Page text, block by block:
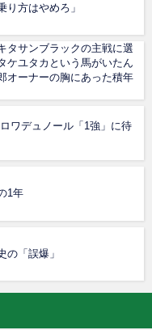
り方はやめろ」
タサンブラックの主戦に選
ケユタカという馬がいたん
オーナーの胸にあった積年
ワデュノール「1強」に待
1年
の「誤爆」